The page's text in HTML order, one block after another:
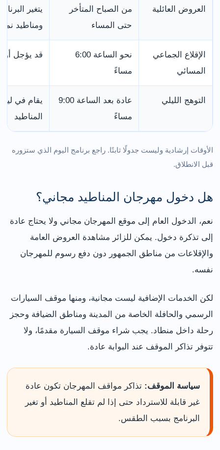
العروض العائلية
من الصباح المتأخر
حتى المساء
يتغير
ومناطيد
الإقلاع الجماعي
المسائي
نحو الساعة 6:00
مساءً
قد يؤجل أو
التوهج الليلي
عادة بعد الساعة 9:00
مساءً
يقام في
المناطيد
الأوقات إرشادية وليست جدولًا ثابتًا. راجع برنامج اليوم الذي ستزوره
قبل الانطلاق.
هل دخول مهرجان المناطيد مجاني؟
نعم، الدخول العام إلى موقع المهرجان مجاني ولا يحتاج عادة
إلى تذكرة دخول. يمكن للزائر مشاهدة العروض العامة
والإقلاعات من مناطق الجمهور دون دفع رسوم للمهرجان
نفسه.
لكن الخدمات الإضافية ليست مجانية، ومنها موقف السيارات
الرسمي والحافلة الخاصة من المدينة ومناطق الضيافة وحجز
رحلة داخل منطاد. يجب شراء موقف السيارة مقدمًا، ولا
تتوفر تذاكر الموقف عند البوابة عادة.
سياسة الموقف: تذاكر مواقف المهرجان تكون عادة
غير قابلة للاسترداد حتى إذا لم تقلع المناطيد أو تغير
البرنامج بسبب الطقس.